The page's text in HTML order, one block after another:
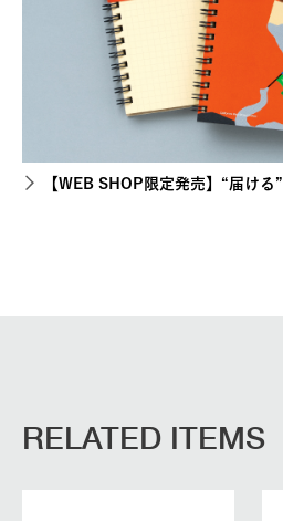
【WEB SHOP限定発売】“届ける
RELATED ITEMS